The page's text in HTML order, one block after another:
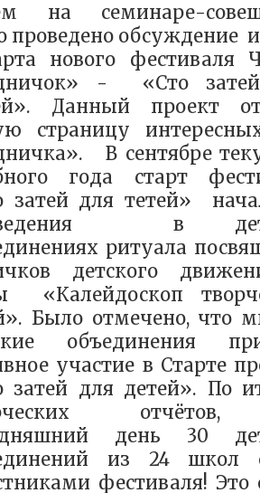
на семинаре-
проведено обсуждение
нового фестиваля
- «Сто
Данный проект
страницу
В сентябре
года старт
затей для тетей»
в
ритуала
детского
«Калейдоскоп
Было отмечено, что
объединения
участие в Старте
затей для детей». По
день 30
из 24 школ
фестиваля! Это